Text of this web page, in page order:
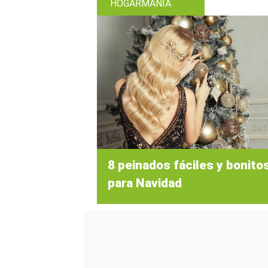
HOGARMANIA
8 peinados fáciles y
para Navidad